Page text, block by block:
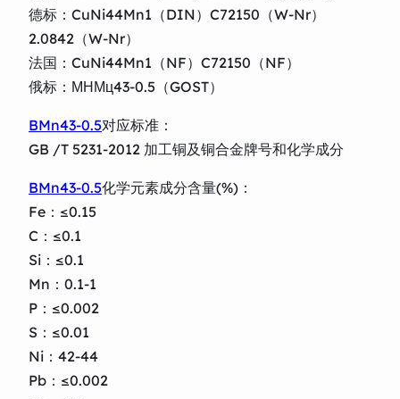
德标：CuNi44Mn1（DIN）C72150（W-Nr）
2.0842（W-Nr）
法国：CuNi44Mn1（NF）C72150（NF）
俄标：МНМц43-0.5（GOST）
BMn43-0.5对应标准：
GB /T 5231-2012 加工铜及铜合金牌号和化学成分
BMn43-0.5化学元素成分含量(%)：
Fe：≤0.15
C：≤0.1
Si：≤0.1
Mn：0.1-1
P：≤0.002
S：≤0.01
Ni：42-44
Pb：≤0.002